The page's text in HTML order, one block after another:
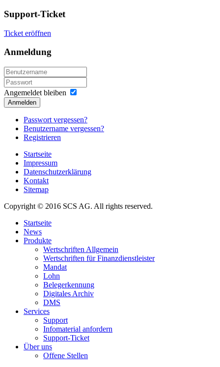
Support-Ticket
Ticket eröffnen
Anmeldung
Angemeldet bleiben
Anmelden
Passwort vergessen?
Benutzername vergessen?
Registrieren
Startseite
Impressum
Datenschutzerklärung
Kontakt
Sitemap
Copyright © 2016 SCS AG. All rights reserved.
Startseite
News
Produkte
Wertschriften Allgemein
Wertschriften für Finanzdienstleister
Mandat
Lohn
Belegerkennung
Digitales Archiv
DMS
Services
Support
Infomaterial anfordern
Support-Ticket
Über uns
Offene Stellen